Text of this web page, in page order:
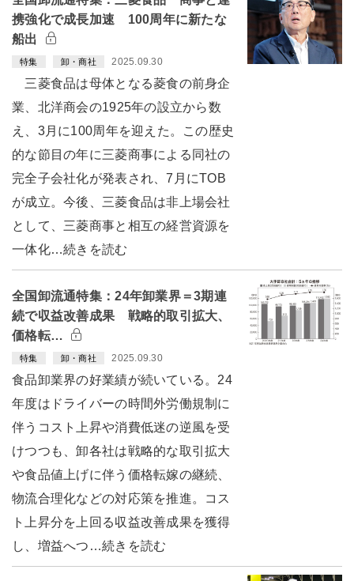
携強化で成長加速 100周年に新たな
船出
特集 卸・商社 2025.09.30
三菱食品は母体となる菱食の前身企
業、北洋商会の1925年の設立から数
え、3月に100周年を迎えた。この歴史
的な節目の年に三菱商事による同社の
完全子会社化が発表され、7月にTOB
が成立。今後、三菱食品は非上場会社
として、三菱商事と相互の経営資源を
一体化…続きを読む
全国卸流通特集：24年卸業界＝3期連
続で収益改善成果 戦略的取引拡大、
価格転…
特集 卸・商社 2025.09.30
食品卸業界の好業績が続いている。24
年度はドライバーの時間外労働規制に
伴うコスト上昇や消費低迷の逆風を受
けつつも、卸各社は戦略的な取引拡大
や食品値上げに伴う価格転嫁の継続、
物流合理化などの対応策を推進。コス
ト上昇分を上回る収益改善成果を獲得
し、増益へつ…続きを読む